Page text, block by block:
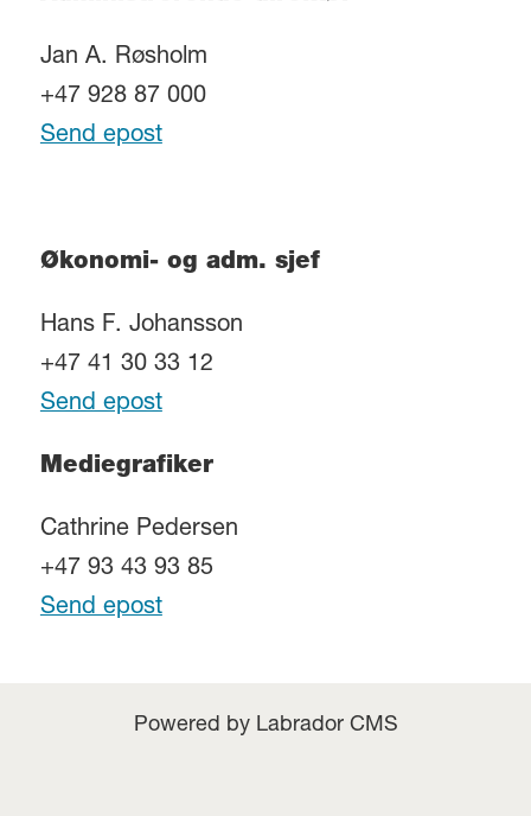
Jan A. Røsholm
+47 928 87 000
Send epost
Økonomi- og adm. sjef
Hans F. Johansson
+47 41 30 33 12
Send epost
Mediegrafiker
Cathrine Pedersen
+47 93 43 93 85
Send epost
Powered by Labrador CMS